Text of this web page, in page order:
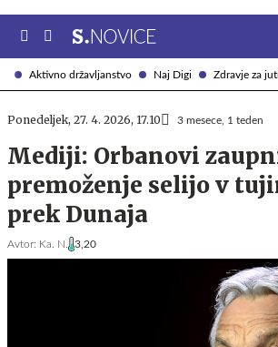
Aktivno državljanstvo Naj Digi Zdravje za
Ponedeljek, 27. 4. 2026, 17.10 3 mesece, 1 teden
Mediji: Orbanovi
premoženje selijo v
prek Dunaja
Avtor: Ka. N. 3,20